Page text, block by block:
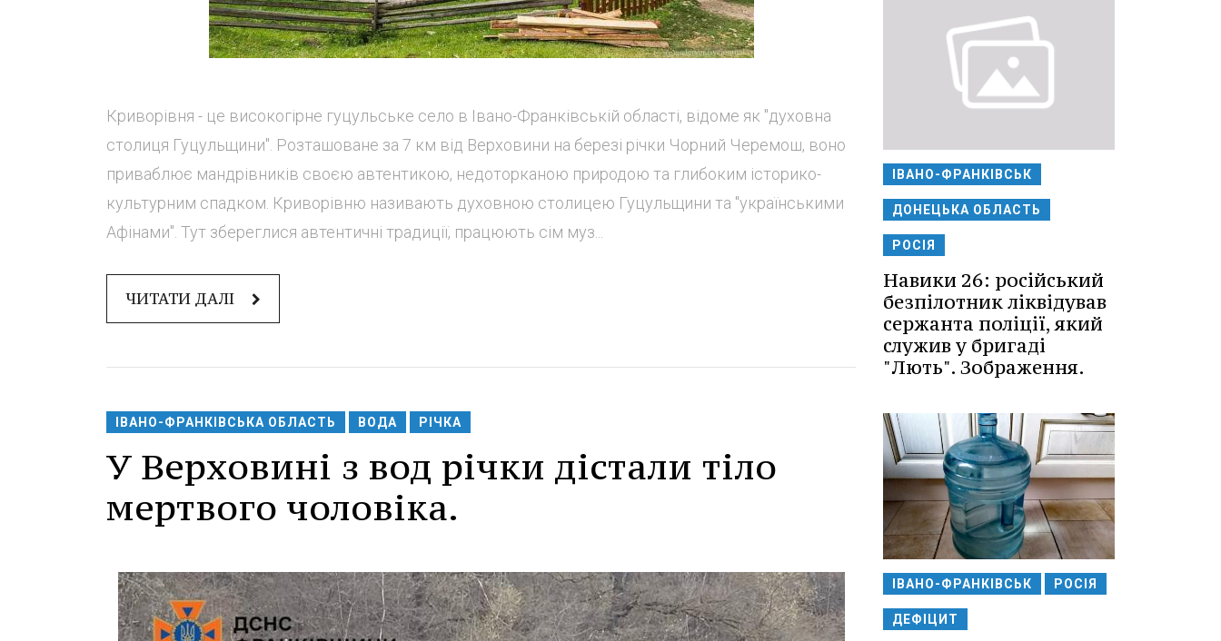
Криворівня - це високогірне гуцульське село в Івано-Франківській області, відоме як "духовна
столиця Гуцульщини". Розташоване за 7 км від Верховини на березі річки Чорний Черемош, воно
приваблює мандрівників своєю автентикою, недоторканою природою та глибоким історико-
культурним спадком. Криворівню називають духовною столицею Гуцульщини та "українськими
Афінами". Тут збереглися автентичні традиції, працюють сім муз...
ЧИТАТИ ДАЛІ
ІВАНО-ФРАНКІВСЬКА ОБЛАСТЬ ВОДА РІЧКА
У Верховині з вод річки дістали тіло
мертвого чоловіка.
ІВАНО-ФРАНКІВСЬК
ДОНЕЦЬКА ОБЛАСТЬ
РОСІЯ
Навики 26: російський
безпілотник ліквідував
сержанта поліції, який
служив у бригаді
"Лють". Зображення.
ІВАНО-ФРАНКІВСЬК РОСІЯ
ДЕФІЦИТ